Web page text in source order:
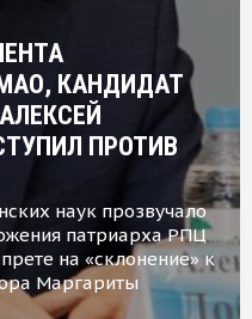
КАНДИДАТ
ПРОТИВ
наук прозвучало
патриарха РПЦ
на «склонение» к
Маргариты